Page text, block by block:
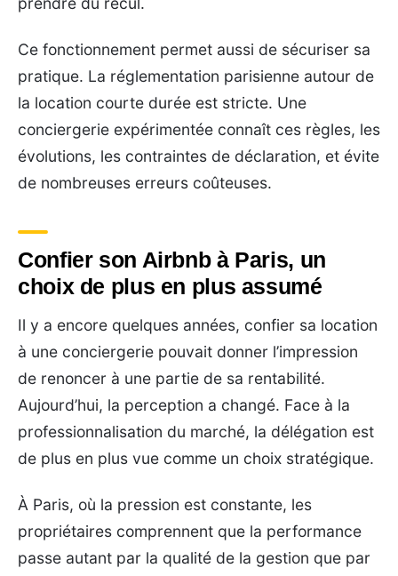
Ce fonctionnement permet aussi de sécuriser sa
pratique. La réglementation parisienne autour de
la location courte durée est stricte. Une
conciergerie expérimentée connaît ces règles, les
évolutions, les contraintes de déclaration, et évite
de nombreuses erreurs coûteuses.
Confier son Airbnb à Paris, un
choix de plus en plus assumé
Il y a encore quelques années, confier sa location
à une conciergerie pouvait donner l’impression
de renoncer à une partie de sa rentabilité.
Aujourd’hui, la perception a changé. Face à la
professionnalisation du marché, la délégation est
de plus en plus vue comme un choix stratégique.
À Paris, où la pression est constante, les
propriétaires comprennent que la performance
passe autant par la qualité de la gestion que par